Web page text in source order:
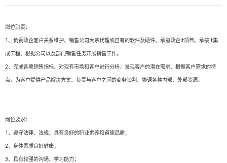
岗位职责：
1、负责政企客户关系维护、销售公司大宗代理或自有的软件及硬件、承揽政企it项目、承接it集
成工程、根据公司以及部门销售任务开展销售工作。
2、完成各项销售指标、对现有市场和客户进行分析，发现客户的潜在需求、根据客户需求的特
点，为客户提供产品解决方案、负责与客户之间的商务谈判、协调各种内部、外部资源。
岗位要求：
1、遵守法律、法规；具有良好的职业素养和道德品质；
2、身体素质良好健康；
3、具有较强的沟通、学习能力；